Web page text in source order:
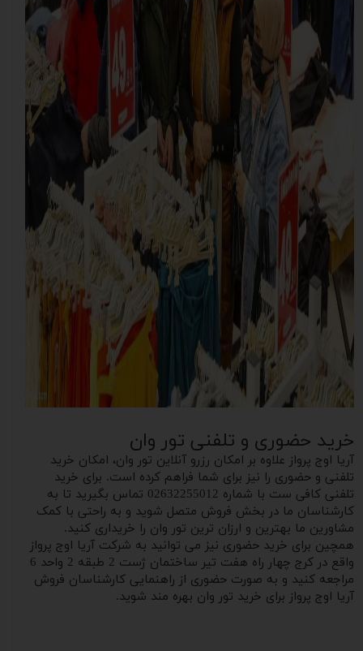
خرید حضوری و تلفنی تور وان
آریا اوج پرواز علاوه بر امکان رزرو آنلاین تور وان، امکان خرید
تلفنی و حضوری را نیز برای شما فراهم کرده است. برای خرید
تلفنی کافی ست با شماره 02632255012 تماس بگیرید تا به
کارشناسان ما در بخش فروش متصل شوید و‌ به راحتی با کمک
مشاورین ما بهترین و‌ ارزان ترین تور وان را خریداری کنید.
همچین برای خرید حضوری نیز می‌ توانید به شرکت آریا اوج پرواز
واقع در کرج چهار راه هفت تیر ساختمان ژست 2 طبقه 2 واحد 6
مراجعه کنید و به صورت حضوری از راهنمایی کارشناسان فروش
آریا اوج پرواز برای خرید تور‌‌ وان بهره مند شوید.